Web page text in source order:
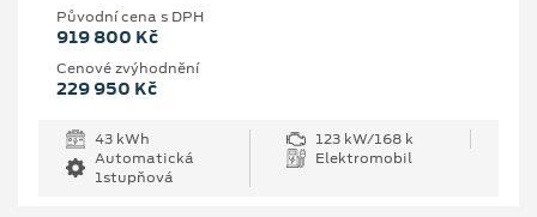
Původní cena s DPH
919 800 Kč
Cenové zvýhodnění
229 950 Kč
43 kWh
123 kW/168 k
Automatická
1stupňová
Elektromobil